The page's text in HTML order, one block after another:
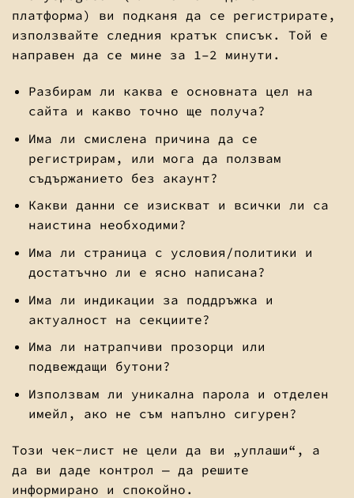
платформа) ви подканя да се регистрирате,
използвайте следния кратък списък. Той е
направен да се мине за 1–2 минути.
Разбирам ли каква е основната цел на
сайта и какво точно ще получа?
Има ли смислена причина да се
регистрирам, или мога да ползвам
съдържанието без акаунт?
Какви данни се изискват и всички ли са
наистина необходими?
Има ли страница с условия/политики и
достатъчно ли е ясно написана?
Има ли индикации за поддръжка и
актуалност на секциите?
Има ли натрапчиви прозорци или
подвеждащи бутони?
Използвам ли уникална парола и отделен
имейл, ако не съм напълно сигурен?
Този чек-лист не цели да ви „уплаши“, а
да ви даде контрол — да решите
информирано и спокойно.